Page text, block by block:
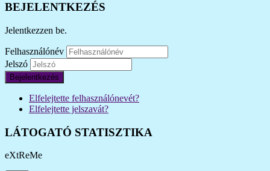
BEJELENTKEZÉS
Jelentkezzen be.
Felhasználónév
Jelszó
Bejelentkezés
Elfelejtette felhasználónevét?
Elfelejtette jelszavát?
LÁTOGATÓ STATISZTIKA
eXtReMe